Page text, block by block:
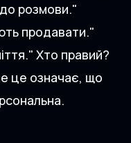
розмови."
продавати."
Хто правий?
це означає, що